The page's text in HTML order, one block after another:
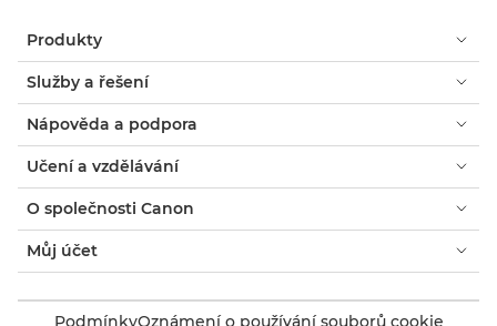
Produkty
Služby a řešení
Nápověda a podpora
Učení a vzdělávání
O společnosti Canon
Můj účet
PodmínkyOznámení o používání souborů cookie